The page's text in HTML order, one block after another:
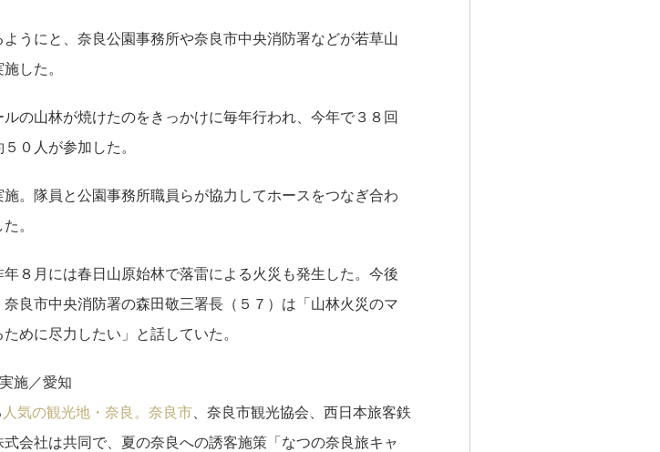
うにと、奈良公園事務所や奈良市中央消防署などが若草山
した。
の山林が焼けたのをきっかけに毎年行われ、今年で３８回
０人が参加した。
。隊員と公園事務所職員らが協力してホースをつなぎ合わ
。
８月には春日山原始林で落雷による火災も発生した。今後
良市中央消防署の森田敬三署長（５７）は「山林火災のマ
めに尽力したい」と話していた。
施／愛知
人気の観光地・奈良。奈良市、奈良市観光協会、西日本旅客鉄
会社は共同で、夏の奈良への誘客施策「なつの奈良旅キャ